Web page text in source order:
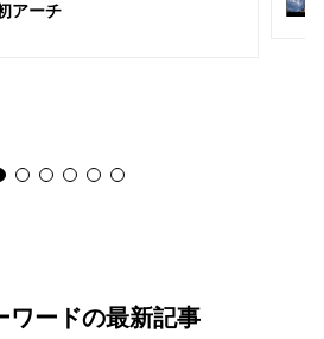
アーチ
ワードの最新記事